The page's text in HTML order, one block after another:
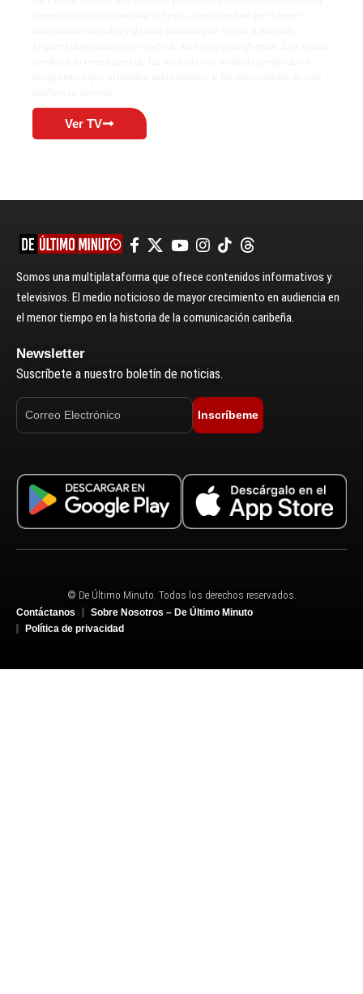
Ver TV
Somos una multiplataforma que ofrece contenidos informativos y
televisivos. El medio noticioso de mayor crecimiento en audiencia en
el menor tiempo en la historia de la comunicación caribeña.
Newsletter
Suscríbete a nuestro boletín de noticias.
Inscríbeme
© De Último Minuto. Todos los derechos reservados.
Contáctanos
Sobre Nosotros – De Último Minuto
Política de privacidad